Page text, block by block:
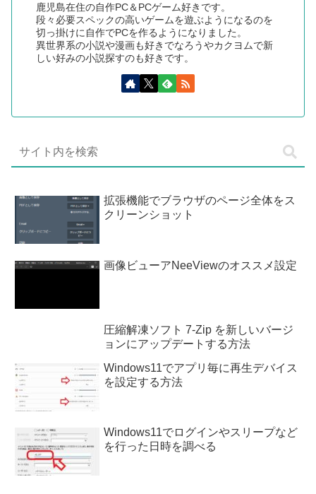
鹿児島在住の自作PC＆PCゲーム好きです。
段々必要スペックの高いゲームを遊ぶようになるのを
切っ掛けに自作でPCを作るようになりました。
異世界系の小説や漫画も好きでなろうやカクヨムで新
しい好みの小説探すのも好きです。
拡張機能でブラウザのページ全体をス
クリーンショット
画像ビューアNeeViewのオススメ設定
圧縮解凍ソフト 7-Zip を新しいバージ
ョンにアップデートする方法
Windows11でアプリ毎に再生デバイス
を設定する方法
Windows11でログインやスリープなど
を行った日時を調べる